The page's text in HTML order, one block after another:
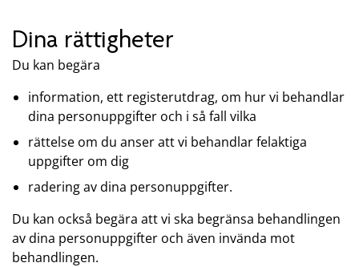
Dina rättigheter
Du kan begära
information, ett registerutdrag, om hur vi behandlar
dina personuppgifter och i så fall vilka
rättelse om du anser att vi behandlar felaktiga
uppgifter om dig
radering av dina personuppgifter.
Du kan också begära att vi ska begränsa behandlingen
av dina personuppgifter och även invända mot
behandlingen.